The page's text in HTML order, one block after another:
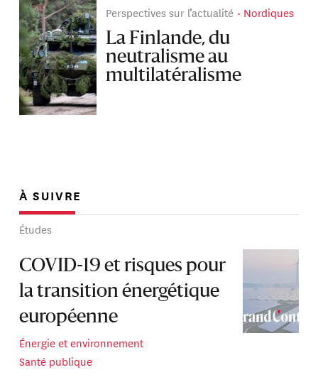
Perspectives sur l’actualité Nordiques
La Finlande, du
neutralisme au
multilatéralisme
À SUIVRE
Études
COVID-19 et risques pour
la transition énergétique
européenne
Énergie et environnement
Santé publique